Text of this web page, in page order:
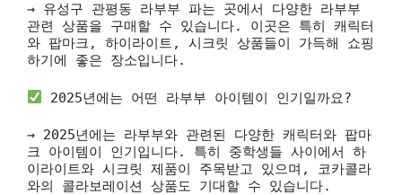
→ 유성구 관평동 라부부 파는 곳에서 다양한 라부부
관련 상품을 구매할 수 있습니다. 이곳은 특히 캐릭터
와 팝마크, 하이라이트, 시크릿 상품들이 가득해 쇼핑
하기에 좋은 장소입니다.
2025년에는 어떤 라부부 아이템이 인기일까요?
→ 2025년에는 라부부와 관련된 다양한 캐릭터와 팝마
크 아이템이 인기입니다. 특히 중학생들 사이에서 하
이라이트와 시크릿 제품이 주목받고 있으며, 코카콜라
와의 콜라보레이션 상품도 기대할 수 있습니다.